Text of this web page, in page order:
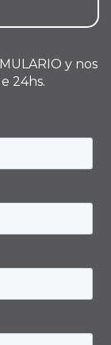
y nos
24hs.